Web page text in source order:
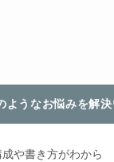
ようなお悩みを解
や書き方がわから